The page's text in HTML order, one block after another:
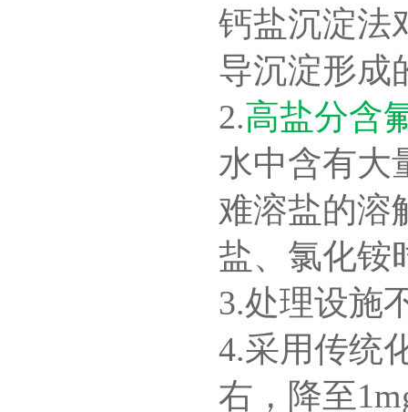
钙盐沉淀法
导沉淀形成
2.高盐分含
水中含有大
难溶盐的溶
盐、氯化铵
3.处理设施
4.采用传统
右， 降至